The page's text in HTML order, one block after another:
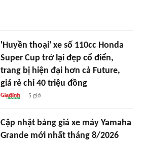
'Huyền thoại' xe số 110cc Honda
Super Cup trở lại đẹp cổ điển,
trang bị hiện đại hơn cả Future,
giá rẻ chỉ 40 triệu đồng
5 giờ
Cập nhật bảng giá xe máy Yamaha
Grande mới nhất tháng 8/2026